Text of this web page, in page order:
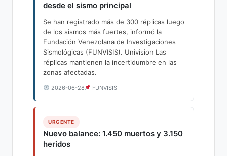
desde el sismo principal
Se han registrado más de 300 réplicas luego
de los sismos más fuertes, informó la
Fundación Venezolana de Investigaciones
Sismológicas (FUNVISIS). Univision Las
réplicas mantienen la incertidumbre en las
zonas afectadas.
2026-06-28 FUNVISIS
URGENTE
Nuevo balance: 1.450 muertos y 3.150
heridos